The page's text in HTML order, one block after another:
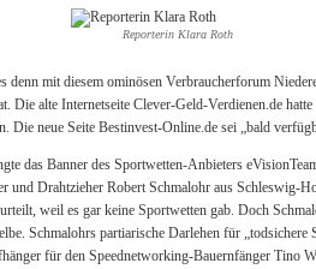
Reporterin Klara Roth
denn mit diesem ominösen Verbraucherforum
Die alte Internetseite Clever-Geld-Verdienen.de
Die neue Seite Bestinvest-Online.de sei „bald
das Banner des Sportwetten-Anbieters
und Drahtzieher Robert Schmalohr aus Schleswig-
weil es gar keine Sportwetten gab. Doch
Schmalohrs partiarische Darlehen für „todsichere
für den Speednetworking-Bauernfänger Tino